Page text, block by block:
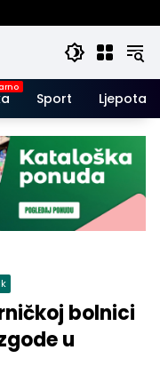
Sport Ljepota i
bolnici
u